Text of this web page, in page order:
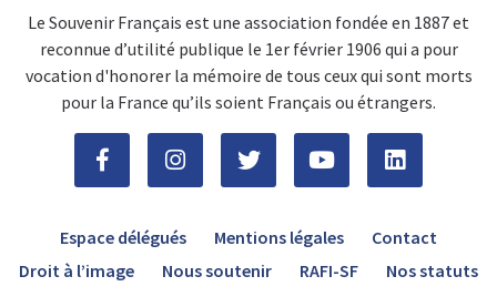
Le Souvenir Français est une association fondée en 1887 et
reconnue d’utilité publique le 1er février 1906 qui a pour
vocation d'honorer la mémoire de tous ceux qui sont morts
pour la France qu’ils soient Français ou étrangers.
Espace délégués Mentions légales
Contact
Droit à l’image
Nous soutenir RAFI-SF Nos statuts